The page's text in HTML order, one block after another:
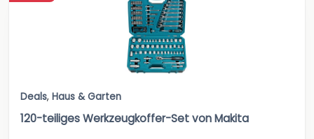
Deals, Haus & Garten
120-teiliges Werkzeugkoffer-Set von Makita